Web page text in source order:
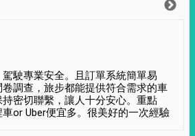
駛專業安全。且訂單系統簡單易
調查，旅步都能提供符合需求的車
密切聯繫，讓人十分安心。重點
or Uber便宜多。很美好的一次經驗